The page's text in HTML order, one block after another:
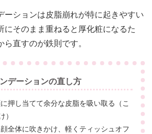
ーションは皮脂崩れが特に起きやすい
にそのまま重ねると厚化粧になるた
直すのが鉄則です。
デーションの直し方
押し当てて余分な皮脂を吸い取る（こ
）
全体に吹きかけ、軽くティッシュオフ